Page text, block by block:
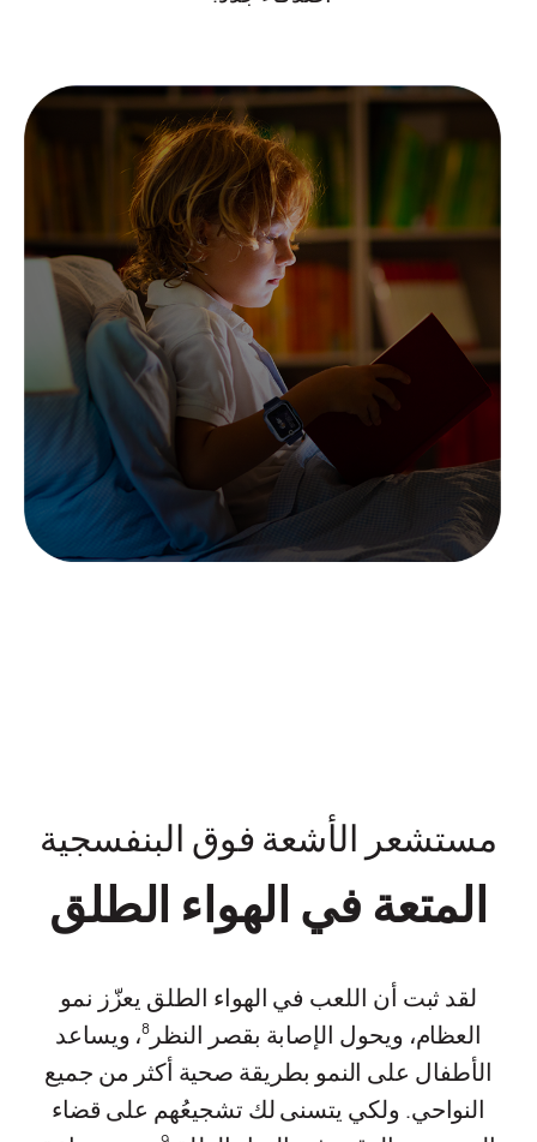
مستشعر الأشعة فوق البنفسجية
المتعة في الهواء الطلق
لقد ثبت أن اللعب في الهواء الطلق يعزّز نمو
العظام، ويحول الإصابة بقصر النظر 8، ويساعد
الأطفال على النمو بطريقة صحية أكثر من جميع
النواحي. ولكي يتسنى لك تشجيعُهم على قضاء